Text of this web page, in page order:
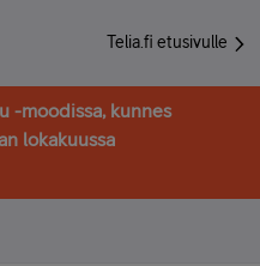
Telia.fi etusivulle
-moodissa, kunnes
lokakuussa